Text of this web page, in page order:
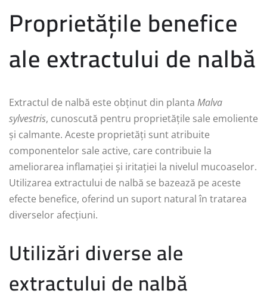
Proprietățile benefice
ale extractului de nalbă
Extractul de nalbă este obținut din planta Malva
sylvestris, cunoscută pentru proprietățile sale emoliente
și calmante. Aceste proprietăți sunt atribuite
componentelor sale active, care contribuie la
ameliorarea inflamației și iritației la nivelul mucoaselor.
Utilizarea extractului de nalbă se bazează pe aceste
efecte benefice, oferind un suport natural în tratarea
diverselor afecțiuni.
Utilizări diverse ale
extractului de nalbă